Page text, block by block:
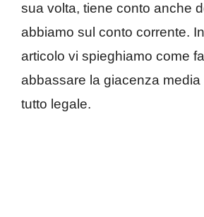
sua volta, tiene conto anche
abbiamo sul conto corrente.
articolo vi spieghiamo come
abbassare la giacenza media
tutto legale.